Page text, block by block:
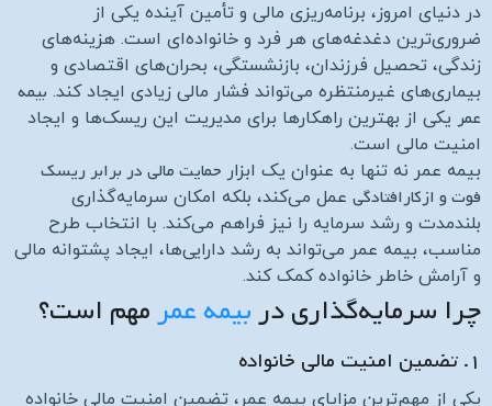
در دنیای امروز، برنامه‌ریزی مالی و تأمین آینده یکی از
ضروری‌ترین دغدغه‌های هر فرد و خانواده‌ای است. هزینه‌های
زندگی، تحصیل فرزندان، بازنشستگی، بحران‌های اقتصادی و
بیماری‌های غیرمنتظره می‌تواند فشار مالی زیادی ایجاد کند. بیمه
عمر یکی از بهترین راهکارها برای مدیریت این ریسک‌ها و ایجاد
امنیت مالی است.
بیمه عمر نه تنها به عنوان یک ابزار حمایت مالی در برابر ریسک
فوت و ازکارافتادگی عمل می‌کند، بلکه امکان سرمایه‌گذاری
بلندمدت و رشد سرمایه را نیز فراهم می‌کند. با انتخاب طرح
مناسب، بیمه عمر می‌تواند به رشد دارایی‌ها، ایجاد پشتوانه مالی
و آرامش خاطر خانواده کمک کند.
چرا سرمایه‌گذاری دربیمه عمرمهم است؟
۱. تضمین امنیت مالی خانواده
یکی از مهم‌ترین مزایای بیمه عمر، تضمین امنیت مالی خانواده